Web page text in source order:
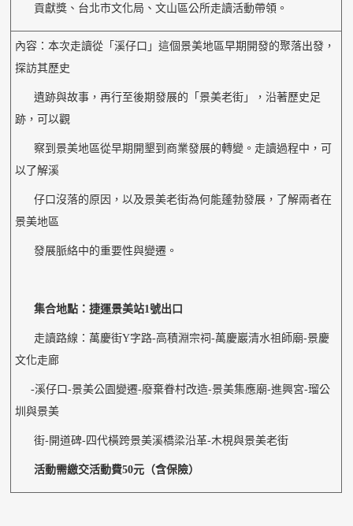
貢獻獎、台北市文化局、文山區公所走讀活動帶領。
內容：本次走讀從「溪仔口」這個景美地區早期開發的聚落出發，
探訪其歷史
遺跡與故事，再行至後期發展的「景美老街」，沿著歷史足
跡，可以觀
察到景美地區從早期開墾到商業發展的轉變。走讀過程中，可
以了解溪
仔口沒落的原因，以及景美老街為何能蓬勃發展，了解兩者在
景美地區
發展脈絡中的重要性與變遷。
集合地點：捷運景美站1號出口
走讀路線：萬慶街Y字路-高積淵宗祠-萬慶巖清水祖師廟-景慶
文化走廊
-溪仔口-景美公園變遷-廢棄眷村改造-景美集應廟-進興宮-瑠公
圳與景美
街-開道碑-四代橫跨景美溪橋梁沿革-木梘與景美老街
活動需繳交活動費50元（含保險）